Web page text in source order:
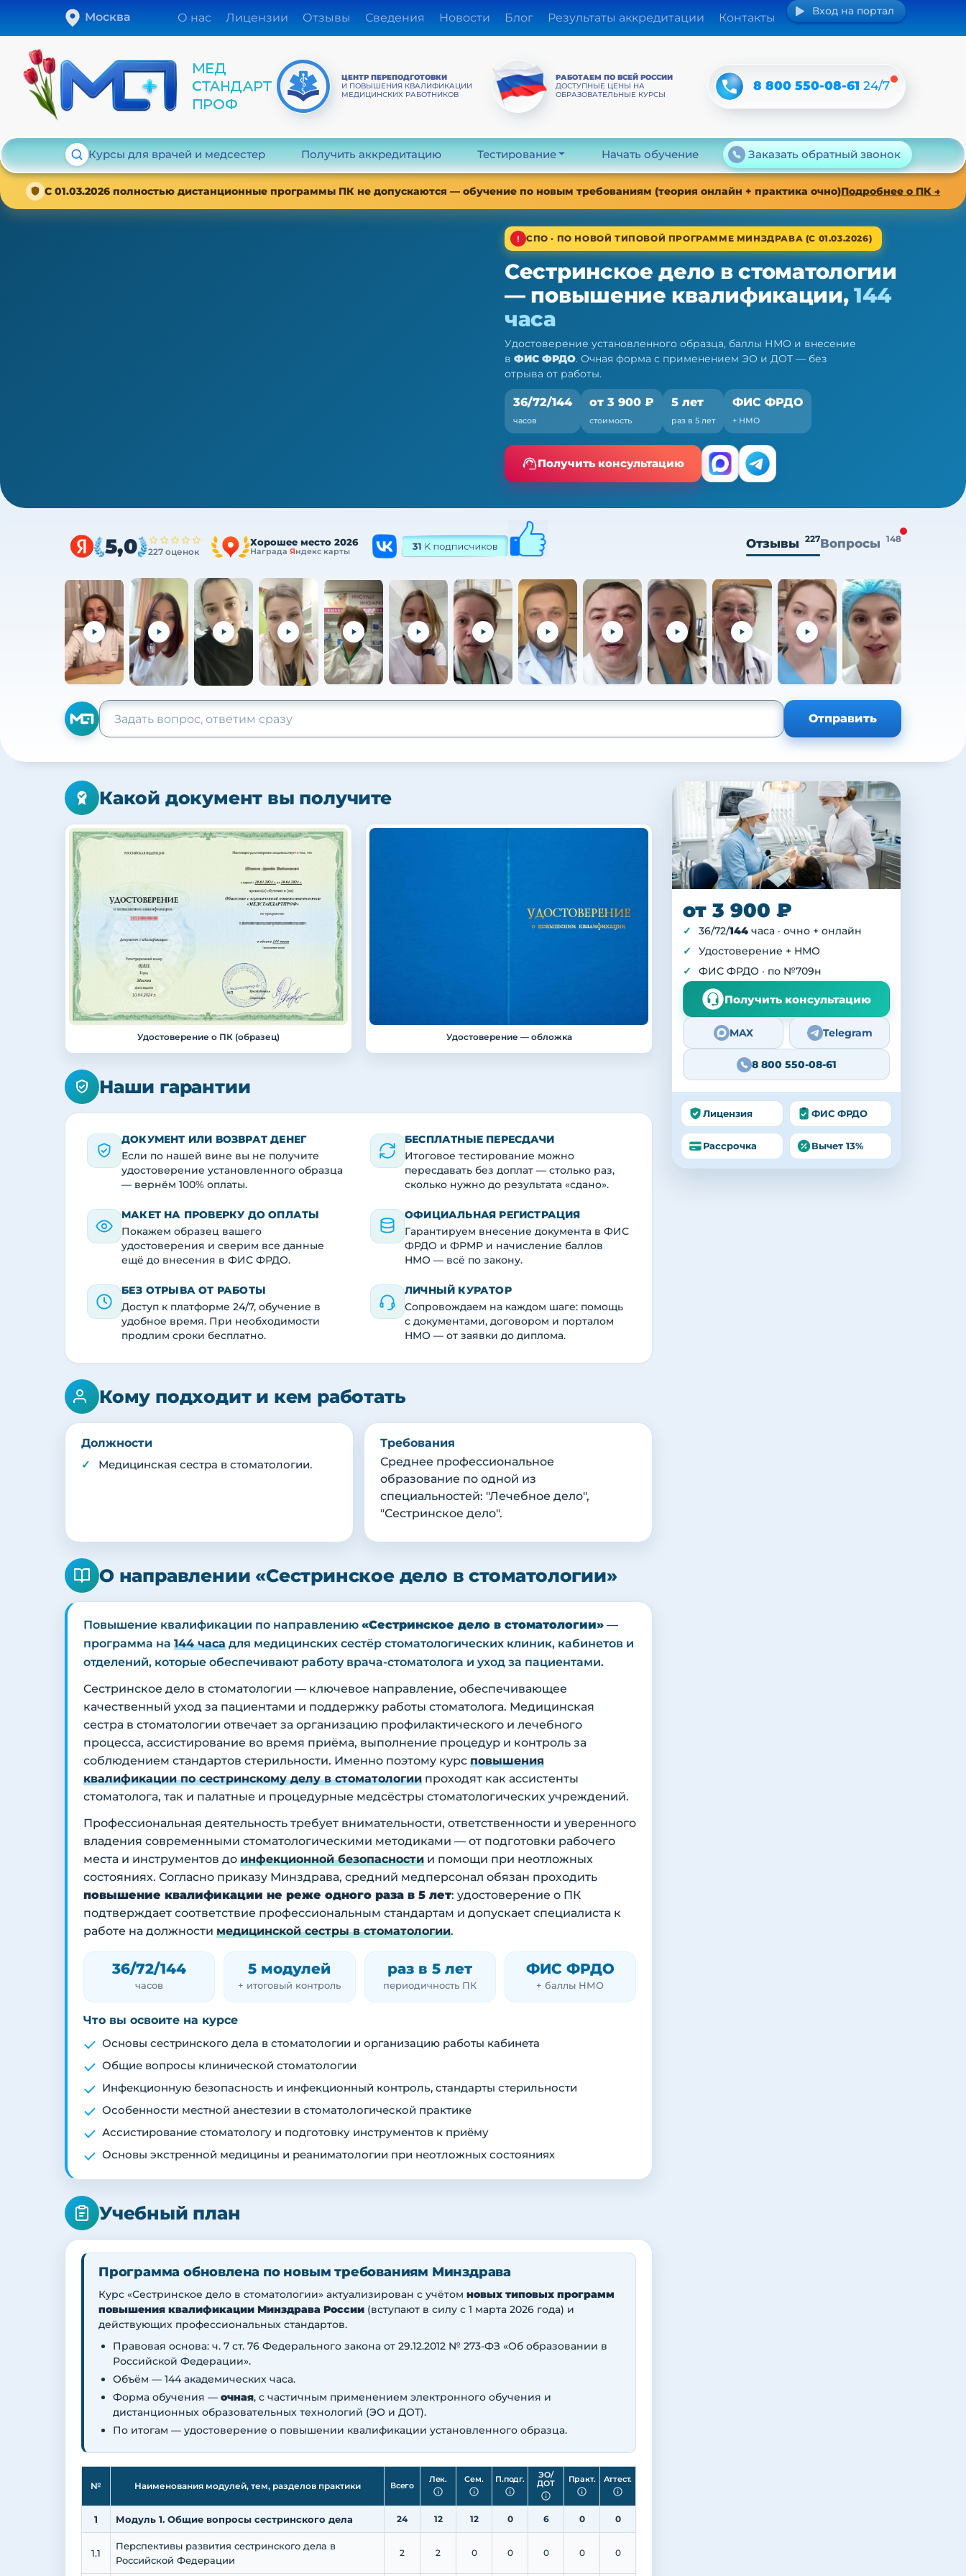
Москва О нас Лицензии Отзывы Сведения Новости Блог Результаты аккредитации Контакты
Вход на портал
ЦЕНТР ПЕРЕПОДГОТОВКИ
И ПОВЫШЕНИЯ КВАЛИФИКАЦИИ
МЕДИЦИНСКИХ РАБОТНИКОВ
РАБОТАЕМ ПО ВСЕЙ РОССИИ
ДОСТУПНЫЕ ЦЕНЫ НА
ОБРАЗОВАТЕЛЬНЫЕ КУРСЫ
8 800 550-08-6124/7
Курсы для врачей и медсестер Получить аккредитацию Тестирование Начать обучение Заказать обратный звонок
С 01.03.2026 полностью дистанционные программы ПК не допускаются — обучение по новым требованиям (теория онлайн + практика очно)Подробнее о ПК →
СПО · ПО НОВОЙ ТИПОВОЙ ПРОГРАММЕ МИНЗДРАВА (С 01.03.2026)
Сестринское дело в стоматологии
— повышение квалификации,144
часа
Удостоверение установленного образца, баллы НМО и внесение
в ФИС ФРДО. Очная форма с применением ЭО и ДОТ — без
отрыва от работы.
36/72/144
часов
от 3 900 ₽
стоимость
5 лет
раз в 5 лет
ФИС ФРДО
+ НМО
Получить консультацию
5,0 227 оценок
Хорошее место 2026
НаградаЯндекс карты
Отзывы 227Вопросы 148
Отправить
Какой документ вы получите
Удостоверение о ПК (образец) Удостоверение — обложка
Наши гарантии
ДОКУМЕНТ ИЛИ ВОЗВРАТ ДЕНЕГ
Если по нашей вине вы не получите
удостоверение установленного образца
— вернём 100% оплаты.
БЕСПЛАТНЫЕ ПЕРЕСДАЧИ
Итоговое тестирование можно
пересдавать без доплат — столько раз,
сколько нужно до результата «сдано».
МАКЕТ НА ПРОВЕРКУ ДО ОПЛАТЫ
Покажем образец вашего
удостоверения и сверим все данные
ещё до внесения в ФИС ФРДО.
ОФИЦИАЛЬНАЯ РЕГИСТРАЦИЯ
Гарантируем внесение документа в ФИС
ФРДО и ФРМР и начисление баллов
НМО — всё по закону.
БЕЗ ОТРЫВА ОТ РАБОТЫ
Доступ к платформе 24/7, обучение в
удобное время. При необходимости
продлим сроки бесплатно.
ЛИЧНЫЙ КУРАТОР
Сопровождаем на каждом шаге: помощь
с документами, договором и порталом
НМО — от заявки до диплома.
Кому подходит и кем работать
Должности
Медицинская сестра в стоматологии.
Требования
Среднее профессиональное
образование по одной из
специальностей: "Лечебное дело",
"Сестринское дело".
О направлении «Сестринское дело в стоматологии»
Повышение квалификации по направлению «Сестринское дело в стоматологии» —
программа на 144 часа для медицинских сестёр стоматологических клиник, кабинетов и
отделений, которые обеспечивают работу врача-стоматолога и уход за пациентами.
Сестринское дело в стоматологии — ключевое направление, обеспечивающее
качественный уход за пациентами и поддержку работы стоматолога. Медицинская
сестра в стоматологии отвечает за организацию профилактического и лечебного
процесса, ассистирование во время приёма, выполнение процедур и контроль за
соблюдением стандартов стерильности. Именно поэтому курс повышения
квалификации по сестринскому делу в стоматологии проходят как ассистенты
стоматолога, так и палатные и процедурные медсёстры стоматологических учреждений.
Профессиональная деятельность требует внимательности, ответственности и уверенного
владения современными стоматологическими методиками — от подготовки рабочего
места и инструментов до инфекционной безопасности и помощи при неотложных
состояниях. Согласно приказу Минздрава, средний медперсонал обязан проходить
повышение квалификации не реже одного раза в 5 лет: удостоверение о ПК
подтверждает соответствие профессиональным стандартам и допускает специалиста к
работе на должности медицинской сестры в стоматологии.
36/72/144
часов
5 модулей
+ итоговый контроль
раз в 5 лет
периодичность ПК
ФИС ФРДО
+ баллы НМО
Что вы освоите на курсе
Основы сестринского дела в стоматологии и организацию работы кабинета
Общие вопросы клинической стоматологии
Инфекционную безопасность и инфекционный контроль, стандарты стерильности
Особенности местной анестезии в стоматологической практике
Ассистирование стоматологу и подготовку инструментов к приёму
Основы экстренной медицины и реаниматологии при неотложных состояниях
Учебный план
Программа обновлена по новым требованиям Минздрава
Курс «Сестринское дело в стоматологии» актуализирован с учётом новых типовых программ
повышения квалификации Минздрава России (вступают в силу с 1 марта 2026 года) и
действующих профессиональных стандартов.
Правовая основа: ч. 7 ст. 76 Федерального закона от 29.12.2012 № 273-ФЗ «Об образовании в
Российской Федерации».
Объём — 144 академических часа.
Форма обучения — очная, с частичным применением электронного обучения и
дистанционных образовательных технологий (ЭО и ДОТ).
По итогам — удостоверение о повышении квалификации установленного образца.
№ Наименования модулей, тем, разделов практики Всего
Лек. Сем. П.​подг.
ЭО/
ДОТ
Практ. Аттест.
1 Модуль 1. Общие вопросы сестринского дела 24 12 12 0 6 0 0
1.1
Перспективы развития сестринского дела в
Российской Федерации
2 2 0 0 0 0 0
от 3 900 ₽
36/72/144 часа · очно + онлайн
Удостоверение + НМО
ФИС ФРДО · по №709н
Получить консультацию
MAX Telegram
8 800 550-08-61
Лицензия ФИС ФРДО
Рассрочка Вычет 13%